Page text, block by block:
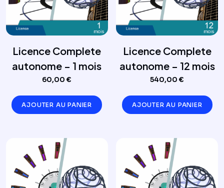
Licence Complete
autonome – 1 mois
60,00€
AJOUTER AU PANIER
Licence Complete
autonome – 12 mois
540,00€
AJOUTER AU PANIER